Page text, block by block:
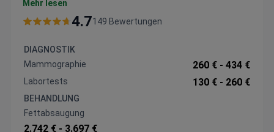
entscheiden sich jedes Jahr für QUARTZ CLINIQUE,
um sich medizinisch versorgen zu lassen. Am
Staaten der Arabischen Liga, den USA, Kanada und
Australien die Klinik.
Mehr lesen
4.7149 Bewertungen
DIAGNOSTIK
Mammographie
260 € - 434 €
Labortests 130 € - 260 €
BEHANDLUNG
Fettabsaugung
2.742 € - 3.697 €